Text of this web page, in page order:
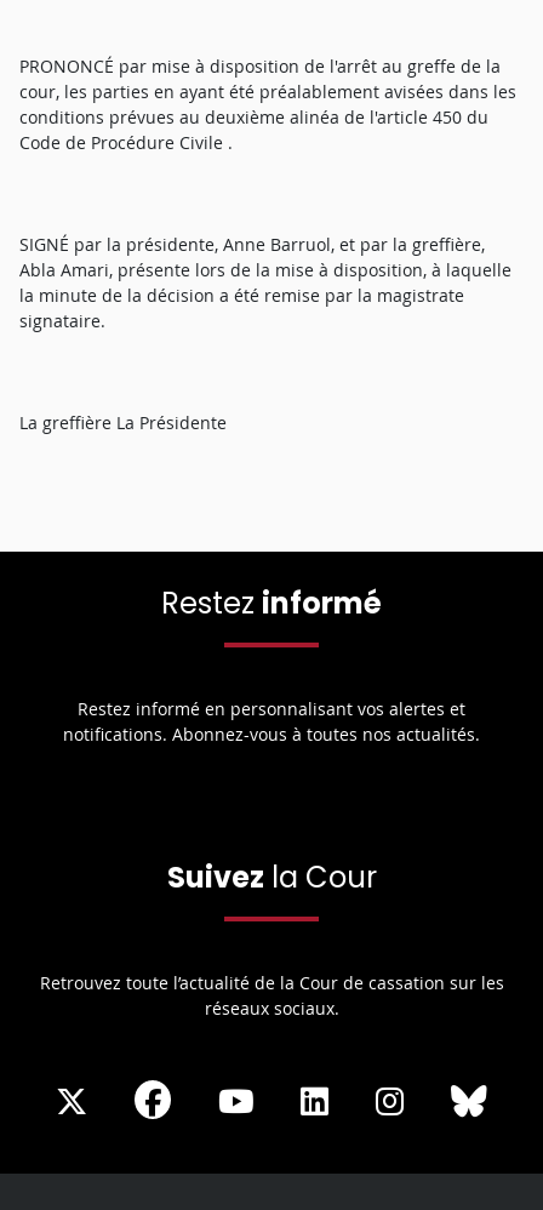
PRONONCÉ par mise à disposition de l'arrêt au greffe de la
cour, les parties en ayant été préalablement avisées dans les
conditions prévues au deuxième alinéa de l'article 450 du
Code de Procédure Civile .
SIGNÉ par la présidente, Anne Barruol, et par la greffière,
Abla Amari, présente lors de la mise à disposition, à laquelle
la minute de la décision a été remise par la magistrate
signataire.
La greffière La Présidente
Restez informé
Restez informé en personnalisant vos alertes et
notifications. Abonnez-vous à toutes nos actualités.
Suivez la Cour
Retrouvez toute l’actualité de la Cour de cassation sur les
réseaux sociaux.
Share
X
Share
Facebook
Share
Youtube
Share
LinkedIn
Share
Instagram